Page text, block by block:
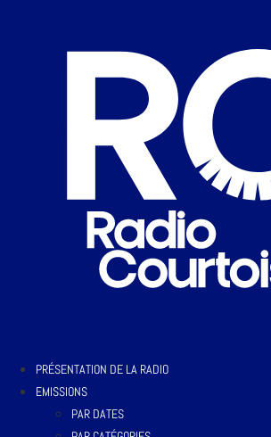
PRÉSENTATION DE LA RADIO
EMISSIONS
PAR DATES